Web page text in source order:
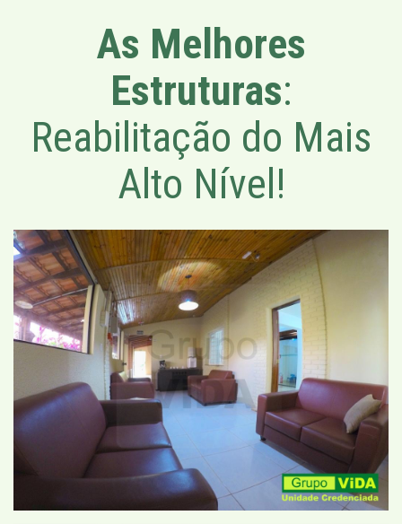
As Melhores
Estruturas:
Reabilitação do Mais
Alto Nível!